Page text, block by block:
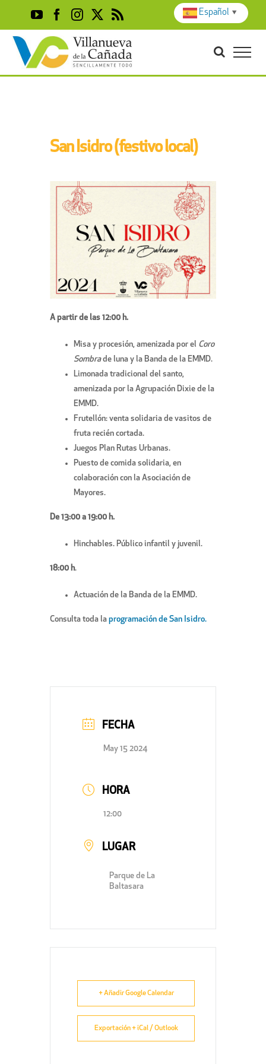
content
YouTubeFacebook
Instagram
X Rss
San Isidro (festivo local)
A partir de las 12:00 h.
Misa y procesión, amenizada por el Coro
Sombrade luna y la Banda de la EMMD.
Limonada tradicional del santo,
amenizada por la Agrupación Dixie de la
EMMD.
Frutellón: venta solidaria de vasitos de
fruta recién cortada.
Juegos Plan Rutas Urbanas.
Puesto de comida solidaria, en
colaboración con la Asociación de
Mayores.
De 13:00 a 19:00 h.
Hinchables. Público infantil y juvenil.
18:00 h.
Actuación de la Banda de la EMMD.
Consulta toda la programación de San Isidro.
FECHA
May 15 2024
HORA
12:00
LUGAR
Parque de La
Baltasara
+ Añadir Google Calendar
Exportación + iCal / Outlook
Español ▼